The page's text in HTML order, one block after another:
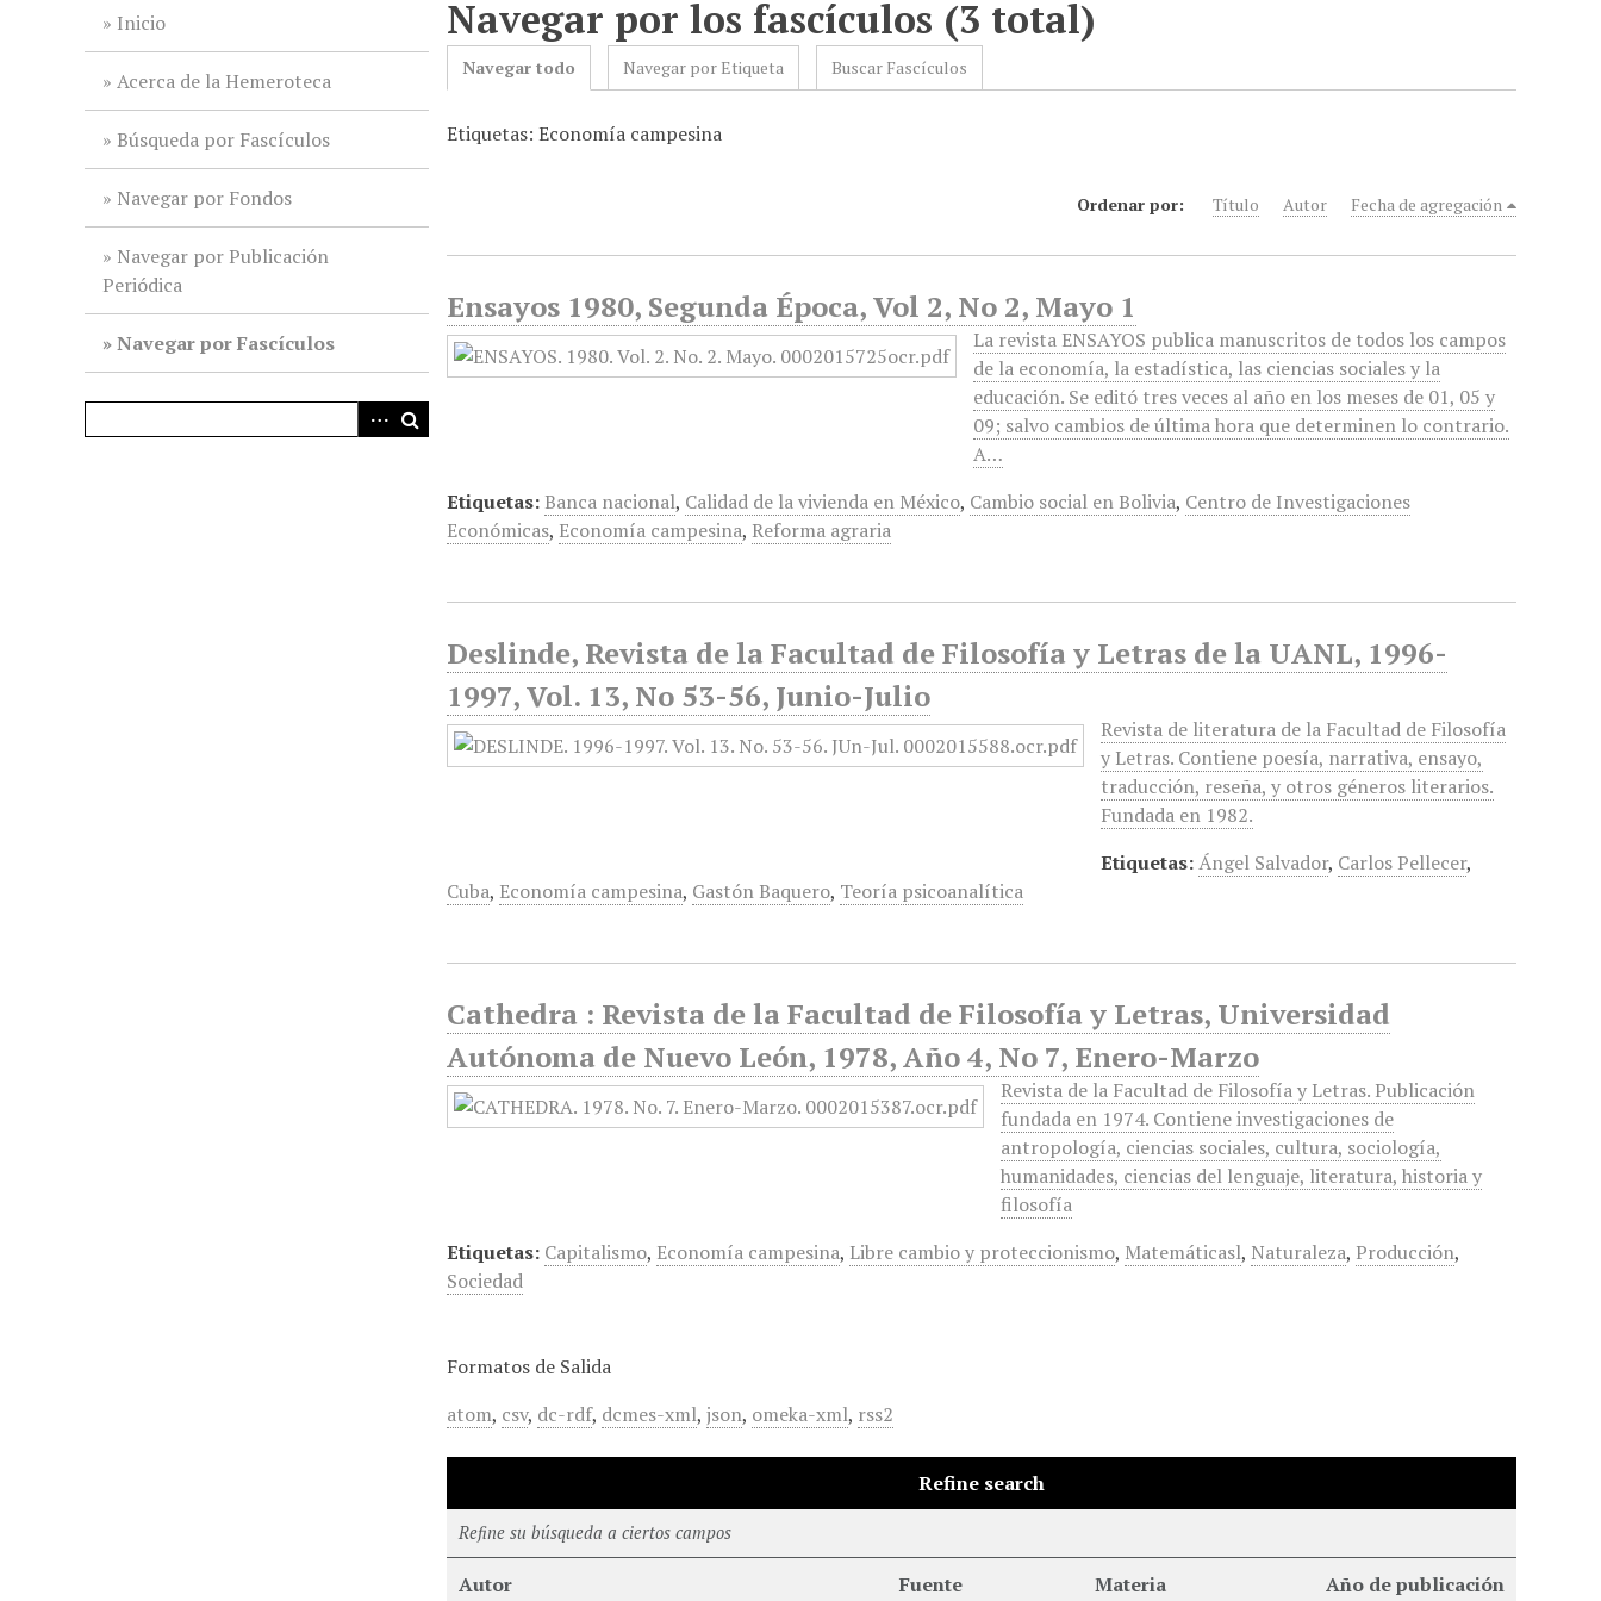
Inicio
Acerca de la Hemeroteca
Búsqueda por Fascículos
Navegar por Fondos
Navegar por Publicación
Periódica
Navegar por Fascículos
Navegar por los fascículos (3 total)
Navegar todo Navegar por Etiqueta Buscar Fascículos
Etiquetas: Economía campesina
Ordenar por: Título Autor Fecha de agregación
Ensayos 1980, Segunda Época, Vol 2, No 2, Mayo 1
La revista ENSAYOS publica manuscritos de todos los campos
de la economía, la estadística, las ciencias sociales y la
educación. Se editó tres veces al año en los meses de 01, 05 y
09; salvo cambios de última hora que determinen lo contrario.
A…
Etiquetas: Banca nacional, Calidad de la vivienda en México, Cambio social en Bolivia, Centro de Investigaciones
Económicas, Economía campesina, Reforma agraria
Deslinde, Revista de la Facultad de Filosofía y Letras de la UANL, 1996-
1997, Vol. 13, No 53-56, Junio-Julio
Revista de literatura de la Facultad de Filosofía
y Letras. Contiene poesía, narrativa, ensayo,
traducción, reseña, y otros géneros literarios.
Fundada en 1982.
Etiquetas:Ángel Salvador, Carlos Pellecer,
Cuba, Economía campesina, Gastón Baquero, Teoría psicoanalítica
Cathedra : Revista de la Facultad de Filosofía y Letras, Universidad
Autónoma de Nuevo León, 1978, Año 4, No 7, Enero-Marzo
Revista de la Facultad de Filosofía y Letras. Publicación
fundada en 1974. Contiene investigaciones de
antropología, ciencias sociales, cultura, sociología,
humanidades, ciencias del lenguaje, literatura, historia y
filosofía
Etiquetas: Capitalismo, Economía campesina, Libre cambio y proteccionismo, Matemáticasl, Naturaleza, Producción,
Sociedad
Formatos de Salida
atom, csv, dc-rdf, dcmes-xml,json, omeka-xml, rss2
Refine search
Refine su búsqueda a ciertos campos
Autor Fuente Materia Año de publicación